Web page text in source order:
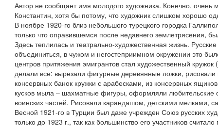
Автор не сообщает имя молодого художника. Конечно, очень
Константин, хотя бы потому, что художник слишком хорошо
В ноябре 1920-го близ небольшого турецкого городка
только что оправившемся после недавнего землетрясения,
Здесь теплилась и театрально-художественная жизнь.
объединиться, в чужом и негостеприимном окружении это
центров притяжения эмигрантов стал художественный
делали все: вырезали фигурные деревянные ложки, рисовали
консервных банок кружки с арабесками, из консервных
кусков мыла – шахматные фигуры, оформляли любительские
воинских частей. Рисовали карандашом, детскими мелками,
Весной 1921-го в Турции был даже учрежден Союз русских
только до 1923 г., так как большинство его участников